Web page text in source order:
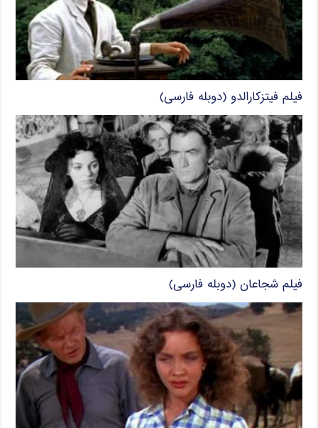
فیلم فیتزکارالدو (دوبله فارسی)
فیلم شجاعان (دوبله فارسی)